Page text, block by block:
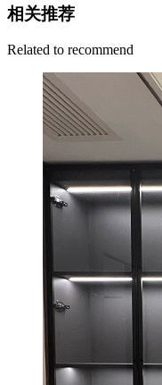
相关推荐
Related to recommend